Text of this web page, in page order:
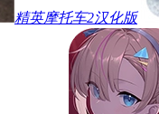
精英摩托车2汉化版